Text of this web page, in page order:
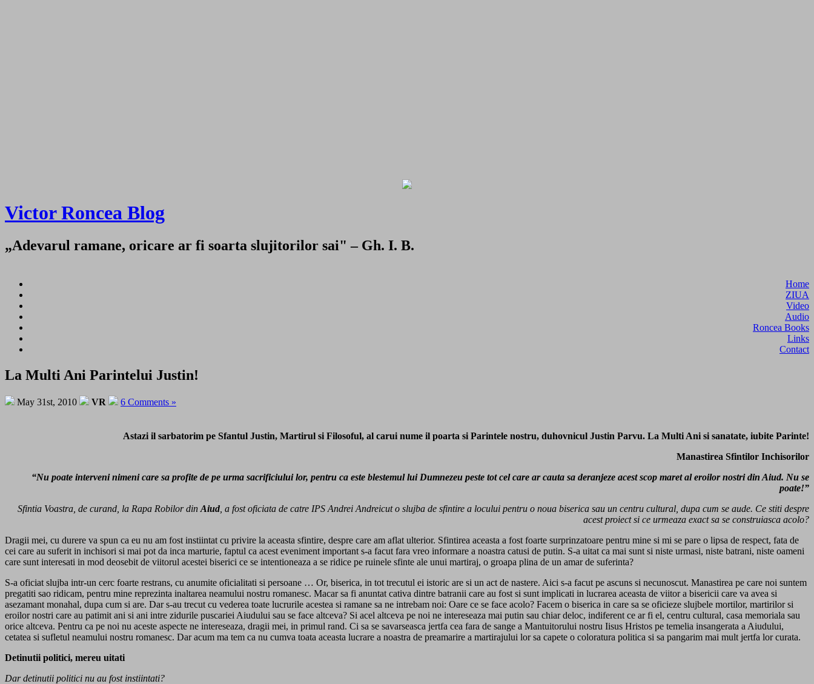
Victor Roncea Blog
„Adevarul ramane, oricare ar fi soarta slujitorilor sai" – Gh. I. B.
Home
ZIUA
Video
Audio
Roncea Books
Links
Contact
La Multi Ani Parintelui Justin!
May 31st, 2010 VR 6 Comments »
Astazi il sarbatorim pe Sfantul Justin, Martirul si Filosoful, al carui nume il poarta si Parintele nostru, duhovnicul Justin Parvu. La Multi Ani si sanatate, iubite Parinte!
Manastirea Sfintilor Inchisorilor
“Nu poate interveni nimeni care sa profite de pe urma sacrificiului lor, pentru ca este blestemul lui Dumnezeu peste tot cel care ar cauta sa deranjeze acest scop maret al eroilor nostri din Aiud. Nu se
poate!”
Sfintia Voastra, de curand, la Rapa Robilor din Aiud , a fost oficiata de catre IPS Andrei Andreicut o slujba de sfintire a locului pentru o noua biserica sau un centru cultural, dupa cum se aude. Ce stiti despre
acest proiect si ce urmeaza exact sa se construiasca acolo?
Dragii mei, cu durere va spun ca eu nu am fost instiintat cu privire la aceasta sfintire, despre care am aflat ulterior. Sfintirea aceasta a fost foarte surprinzatoare pentru mine si mi se pare o lipsa de respect, fata de
cei care au suferit in inchisori si mai pot da inca marturie, faptul ca acest eveniment important s-a facut fara vreo informare a noastra catusi de putin. S-a uitat ca mai sunt si niste urmasi, niste batrani, niste oameni
care sunt interesati in mod deosebit de viitorul acestei biserici ce se intentioneaza a se ridice pe ruinele sfinte ale unui martiraj, o groapa plina de un amar de suferinta?
S-a oficiat slujba intr-un cerc foarte restrans, cu anumite oficialitati si persoane … Or, biserica, in tot trecutul ei istoric are si un act de nastere. Aici s-a facut pe ascuns si necunoscut. Manastirea pe care noi suntem
pregatiti sao ridicam, pentru mine reprezinta inaltarea neamului nostru romanesc. Macar sa fi anuntat cativa dintre batranii care au fost si sunt implicati in lucrarea aceasta de viitor a bisericii care va avea si
asezamant monahal, dupa cum si are. Dar s-au trecut cu vederea toate lucrurile acestea si ramane sa ne intrebam noi: Oare ce se face acolo? Facem o biserica in care sa se oficieze slujbele mortilor, martirilor si
eroilor nostri care au patimit ani si ani intre zidurile puscariei Aiudului sau se face altceva? Si acel altceva pe noi ne intereseaza mai putin sau chiar deloc, indiferent ce ar fi el, centru cultural, casa memoriala sau
orice altceva. Pentru ca pe noi nu aceste aspecte ne intereseaza, dragii mei, in primul rand. Ci sa se savarseasca jertfa cea fara de sange a Mantuitorului nostru Iisus Hristos pe temelia insangerata a Aiudului,
cetatea si sufletul neamului nostru romanesc. Dar acum ma tem ca nu cumva toata aceasta lucrare a noastra de preamarire a martirajului lor sa capete o coloratura politica si sa pangarim mai mult jertfa lor curata.
Detinutii politici, mereu uitati
Dar detinutii politici nu au fost instiintati?